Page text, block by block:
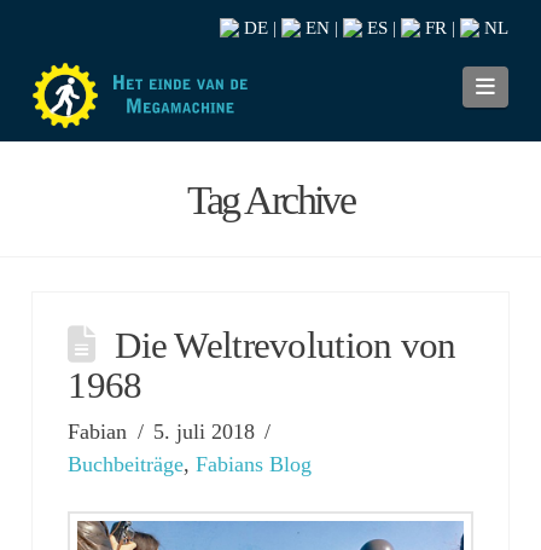
DE EN ES FR NL
Tag Archive
Die Weltrevolution von
1968
Fabian
5. juli 2018
Buchbeiträge,Fabians Blog